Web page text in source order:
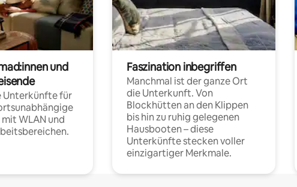
und
Unterkünfte für
WLAN und
Faszination inbegriffen
Manchmal ist der ganze Ort
die Unterkunft. Von
Blockhütten an den Klippen
bis hin zu ruhig gelegenen
Hausbooten – diese
Unterkünfte stecken voller
einzigartiger Merkmale.